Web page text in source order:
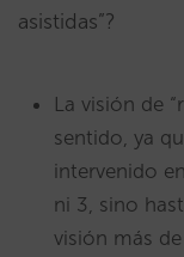
asistidas”?
La visión de
sentido, ya
intervenido
ni 3, sino
visión más